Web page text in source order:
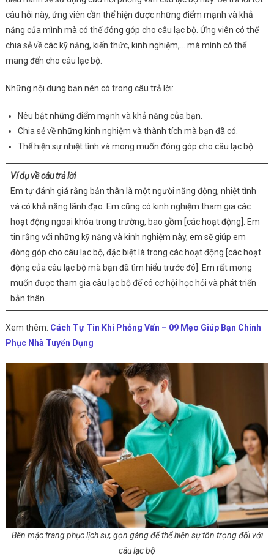
câu hỏi này, ứng viên cần thể hiện được những điểm mạnh và khả
năng của mình mà có thể đóng góp cho câu lạc bộ. Ứng viên có thể
chia sẻ về các kỹ năng, kiến thức, kinh nghiệm,… mà mình có thể
mang đến cho câu lạc bộ.
Những nội dung bạn nên có trong câu trả lời:
Nêu bật những điểm mạnh và khả năng của bạn.
Chia sẻ về những kinh nghiệm và thành tích mà bạn đã có.
Thể hiện sự nhiệt tình và mong muốn đóng góp cho câu lạc bộ.
Ví dụ về câu trả lời
Em tự đánh giá rằng bản thân là một người năng động, nhiệt tình
và có khả năng lãnh đạo. Em cũng có kinh nghiệm tham gia các
hoạt động ngoại khóa trong trường, bao gồm [các hoạt động]. Em
tin rằng với những kỹ năng và kinh nghiệm này, em sẽ giúp em
đóng góp cho câu lạc bộ, đặc biệt là trong các hoạt động [các hoạt
động của câu lạc bộ mà bạn đã tìm hiểu trước đó]. Em rất mong
muốn được tham gia câu lạc bộ để có cơ hội học hỏi và phát triển
bản thân.
Xem thêm: Cách Tự Tin Khi Phỏng Vấn – 09 Mẹo Giúp Bạn Chinh
Phục Nhà Tuyển Dụng
Bên mặc trang phục lịch sự, gọn gàng để thể hiện sự tôn trọng đối với
câu lạc bộ